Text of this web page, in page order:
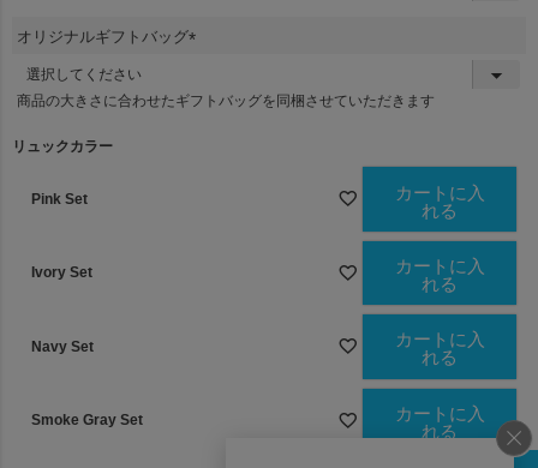
オリジナルギフトバッグ
須
商品の大きさに合わせたギフトバッグを同梱させていただきます
リュックカラー
Pink Set
カートに入
れる
Ivory Set
カートに入
れる
Navy Set
カートに入
れる
Smoke Gray Set
カートに入
れる